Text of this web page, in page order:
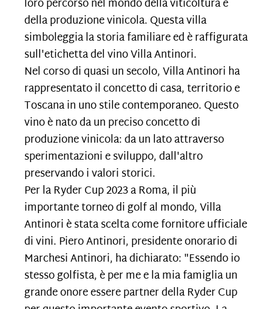
loro percorso nel mondo della viticoltura e
della produzione vinicola. Questa villa
simboleggia la storia familiare ed è raffigurata
sull'etichetta del vino Villa Antinori.
Nel corso di quasi un secolo, Villa Antinori ha
rappresentato il concetto di casa, territorio e
Toscana in uno stile contemporaneo. Questo
vino è nato da un preciso concetto di
produzione vinicola: da un lato attraverso
sperimentazioni e sviluppo, dall'altro
preservando i valori storici.
Per la Ryder Cup 2023 a Roma, il più
importante torneo di golf al mondo, Villa
Antinori è stata scelta come fornitore ufficiale
di vini. Piero Antinori, presidente onorario di
Marchesi Antinori, ha dichiarato: "Essendo io
stesso golfista, è per me e la mia famiglia un
grande onore essere partner della Ryder Cup